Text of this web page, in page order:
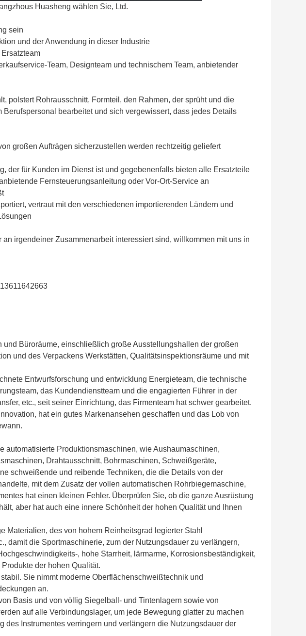
Huasheng wählen Sie, Ltd.
sein
und der Anwendung in dieser Industrie
Team, Designteam und technischem Team, anbietender
polstert Rohrausschnitt, Formteil, den Rahmen, der sprüht und die
bearbeitet und sich vergewissert, dass jedes Details
großen Aufträgen sicherzustellen werden rechtzeitig geliefert
der für Kunden im Dienst ist und gegebenenfalls bieten alle Ersatzteile
Fernsteuerungsanleitung oder Vor-Ort-Service an
vertraut mit den verschiedenen importierenden Ländern und
irgendeiner Zusammenarbeit interessiert sind, willkommen mit uns in
und Büroräume, einschließlich große Ausstellungshallen der großen
und des Verpackens Werkstätten, Qualitätsinspektionsräume und mit
Entwurfsforschung und entwicklung Energieteam, die technische
das Kundendienstteam und die engagierten Führer in der
etc., seit seiner Einrichtung, das Firmenteam hat schwer gearbeitet.
hat ein gutes Markenansehen geschaffen und das Lob von
automatisierte Produktionsmaschinen, wie Aushaumaschinen,
Drahtausschnitt, Bohrmaschinen, Schweißgeräte,
schweißende und reibende Techniken, die die Details von der
mit dem Zusatz der vollen automatischen Rohrbiegemaschine,
hat einen kleinen Fehler. Überprüfen Sie, ob die ganze Ausrüstung
aber hat auch eine innere Schönheit der hohen Qualität und Ihnen
Materialien, des von hohem Reinheitsgrad legierter Stahl
damit die Sportmaschinerie, zum der Nutzungsdauer zu verlängern,
, hohe Starrheit, lärmarme, Korrosionsbeständigkeit,
der hohen Qualität.
Sie nimmt moderne Oberflächenschweißtechnik und
an.
Basis und von völlig Siegelball- und Tintenlagern sowie von
auf alle Verbindungslager, um jede Bewegung glatter zu machen
des Instrumentes verringern und verlängern die Nutzungsdauer der